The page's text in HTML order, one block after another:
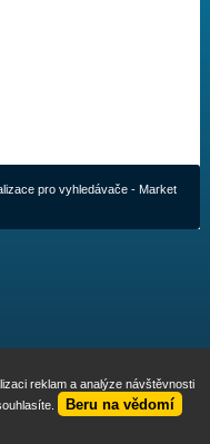
pro vyhledávače- Market
reklam a analýze návštěvnosti
Beru na vědomí